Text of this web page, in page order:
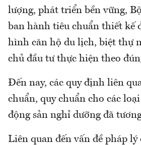
lượng, phát triển bền vững,
ban hành tiêu chuẩn thiết kế
hình căn hộ du lịch, biệt thự
chủ đầu tư thực hiện theo
Đến nay, các quy định liên
chuẩn, quy chuẩn cho các
động sản nghỉ dưỡng đã
Liên quan đến vấn đề pháp